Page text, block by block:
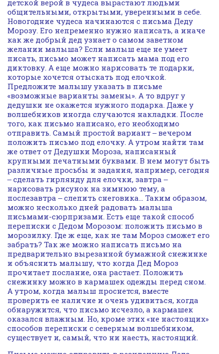
детской верой в чудеса вырастают людьми
общительными, открытыми, уверенными в себе.
Новогодние чудеса начинаются с письма Деду
Морозу. Его непременно нужно написать, а иначе
как же добрый дед узнает о самом заветном
желании малыша? Если малыш еще не умеет
писать, письмо может написать мама под его
диктовку. А еще можно нарисовать те подарки,
которые хочется отыскать под елочкой.
Предложите малышу указать в письме
«возможные варианты замены». А то вдруг у
дедушки не окажется нужного подарка. Даже у
волшебников иногда случаются накладки. После
того, как письмо написано, его необходимо
отправить. Самый простой вариант ‒ вечером
положить письмо под елочку. А утром найти там
же ответ от Дедушки Мороза, написанный
крупными печатными буквами. В нем могут быть
различные просьбы и задания, например, сегодня
‒ сделать гирлянду для елочки, завтра ‒
нарисовать рисунок на зимнюю тему, а
послезавтра ‒ слепить снеговика… Таким образом,
можно несколько дней радовать малыша
письмами-сюрпризами. Есть еще такой способ
переписки с Дедом Морозом: положить письмо в
морозилку. Где ж еще, как не там Мороз сможет его
забрать? Так же можно написать письмо на
предварительно вырезанной бумажной снежинке
и объяснить малышу, что когда Дед Мороз
прочитает послание, она растает. Положить
снежинку можно в кармашек одежды перед сном.
А утром, когда малыш проснется, вместе
проверить ее наличие и очень удивиться, когда
обнаружится, что письмо исчезло, а кармашек
оказался влажным. Но, кроме этих «не настоящих»
способов переписки с северным волшебником,
существует и, самый, что ни наесть, настоящий.